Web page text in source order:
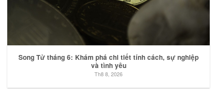
Song Tử tháng 6: Khám phá chi tiết tính cách, sự nghiệp
và tình yêu
Th8 8, 2026